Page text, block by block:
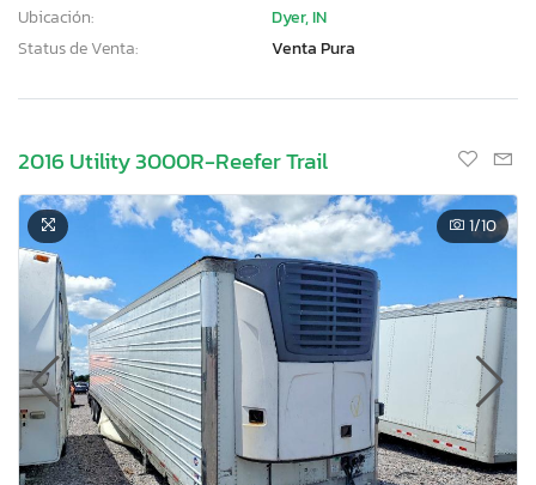
Ubicación:
Dyer, IN
Status de Venta:
Venta Pura
2016 Utility 3000R-Reefer Trail
1/10